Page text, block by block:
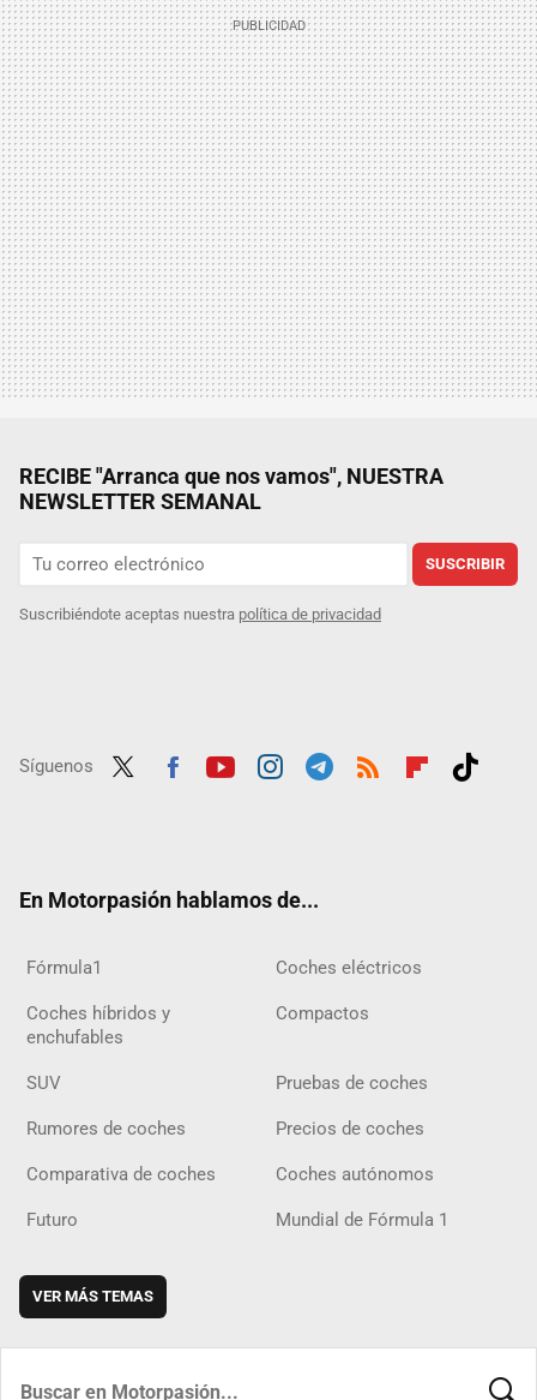
RECIBE "Arranca que nos vamos", NUESTRA
NEWSLETTER SEMANAL
SUSCRIBIR
Suscribiéndote aceptas nuestra política de privacidad
Síguenos
En Motorpasión hablamos de...
Fórmula1 Coches eléctricos
Coches híbridos y
enchufables
Compactos
SUV Pruebas de coches
Rumores de coches Precios de coches
Comparativa de coches Coches autónomos
Futuro Mundial de Fórmula 1
VER MÁS TEMAS